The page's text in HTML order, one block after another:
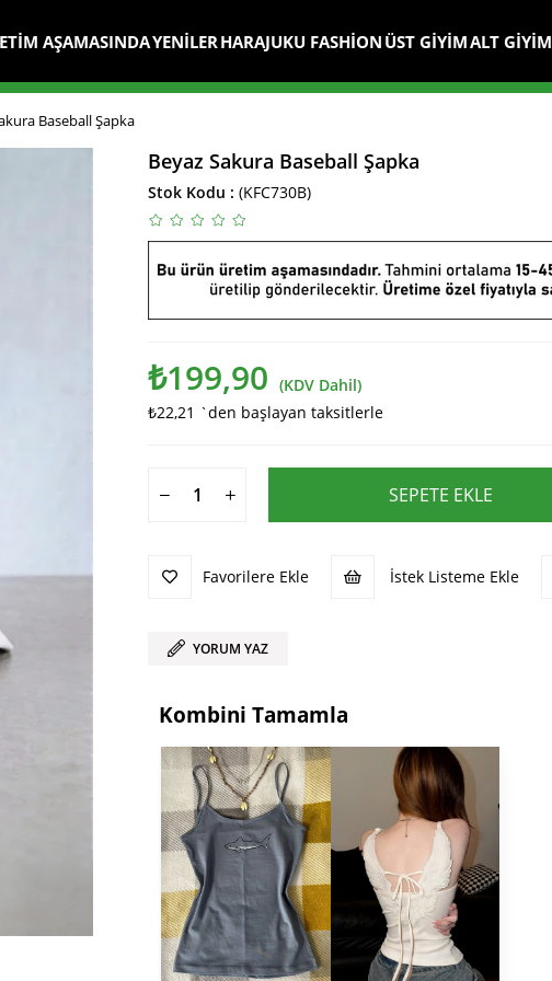
AŞAMASINDAYENİLER HARAJUKU FASHİON ÜST GİYİMALT GİYİM
Baseball Şapka
Beyaz Sakura Baseball Şapka
Stok Kodu (KFC730B)
₺199,90 (KDV Dahil)
₺22,21 `den başlayan taksitlerle
Favorilere Ekle İstek Listeme Ekle
YORUM YAZ
Kombini Tamamla